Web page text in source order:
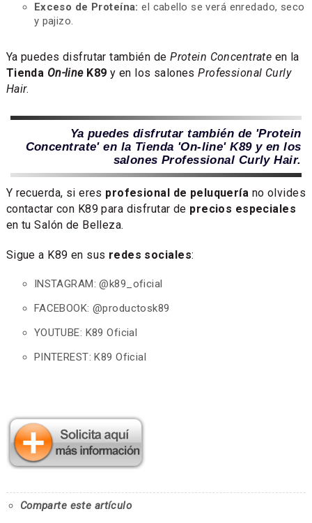
Exceso de Proteína: el cabello se verá enredado, seco
y pajizo.
Ya puedes disfrutar también deProtein Concentrate en la
Tienda On-lineK89 y en los salonesProfessional Curly
Hair.
Ya puedes disfrutar también de 'Protein
Concentrate' en la Tienda 'On-line' K89 y en los
salones Professional Curly Hair.
Y recuerda, si eres profesional de peluquería no olvides
contactar con K89 para disfrutar de precios especiales
en tu Salón de Belleza.
Sigue a K89 en sus redes sociales:
INSTAGRAM: @k89_oficial
FACEBOOK: @productosk89
YOUTUBE: K89 Oficial
PINTEREST: K89 Oficial
Comparte este artículo